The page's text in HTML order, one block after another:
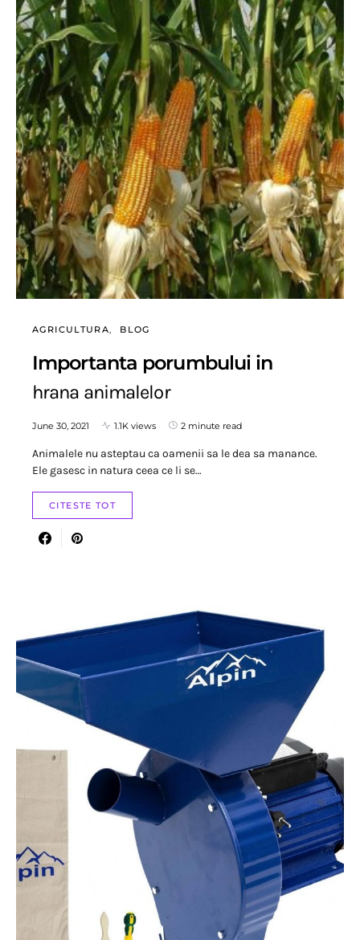
AGRICULTURA BLOG
Importanta porumbului in
hrana animalelor
June 30, 2021 1.1K views 2 minute read
Animalele nu asteptau ca oamenii sa le dea sa manance.
Ele gasesc in natura ceea ce li se…
CITESTE TOT